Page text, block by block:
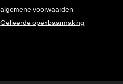
algemene voorwaarden
Gelieerde openbaarmaking